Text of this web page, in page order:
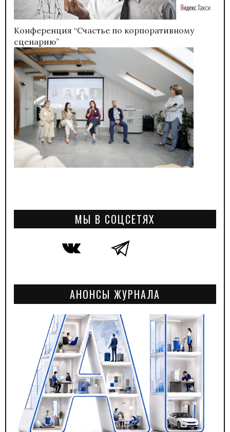
Конференция “Счастье по корпоративному
сценарию”
МЫ В СОЦСЕТЯХ
АНОНСЫ ЖУРНАЛА